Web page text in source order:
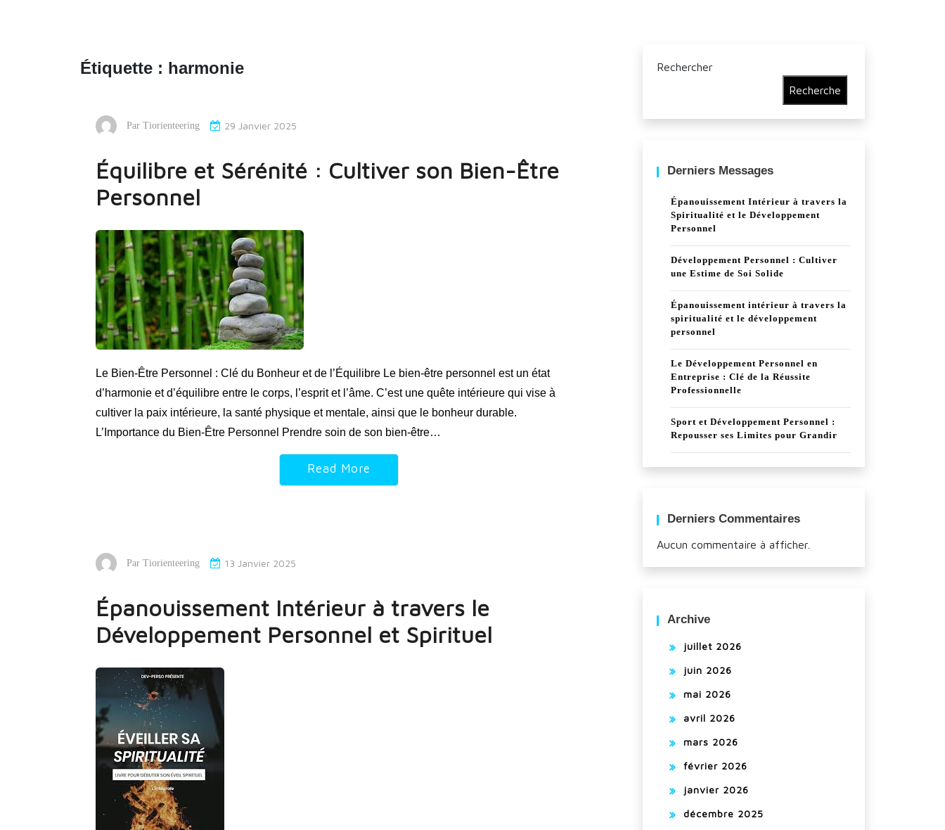
Étiquette : harmonie
Par Tiorienteering 29 Janvier 2025
Équilibre et Sérénité : Cultiver son Bien-Être
Personnel
Le Bien-Être Personnel : Clé du Bonheur et de l’Équilibre Le bien-être personnel est un état
d’harmonie et d’équilibre entre le corps, l’esprit et l’âme. C’est une quête intérieure qui vise à
cultiver la paix intérieure, la santé physique et mentale, ainsi que le bonheur durable.
L’Importance du Bien-Être Personnel Prendre soin de son bien-être…
Read More
Par Tiorienteering 13 Janvier 2025
Épanouissement Intérieur à travers le
Développement Personnel et Spirituel
Rechercher
Recherche
Derniers Messages
Épanouissement Intérieur à travers la
Spiritualité et le Développement
Personnel
Développement Personnel : Cultiver
une Estime de Soi Solide
Épanouissement intérieur à travers la
spiritualité et le développement
personnel
Le Développement Personnel en
Entreprise : Clé de la Réussite
Professionnelle
Sport et Développement Personnel :
Repousser ses Limites pour Grandir
Derniers Commentaires
Aucun commentaire à afficher.
Archive
juillet 2026
juin 2026
mai 2026
avril 2026
mars 2026
février 2026
janvier 2026
décembre 2025